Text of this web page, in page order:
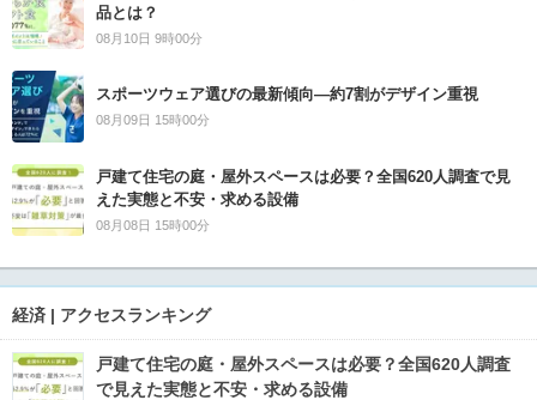
品とは？
08月10日 9時00分
スポーツウェア選びの最新傾向―約7割がデザイン重視
08月09日 15時00分
戸建て住宅の庭・屋外スペースは必要？全国620人調査で見
えた実態と不安・求める設備
08月08日 15時00分
経済 | アクセスランキング
戸建て住宅の庭・屋外スペースは必要？全国620人調査
で見えた実態と不安・求める設備